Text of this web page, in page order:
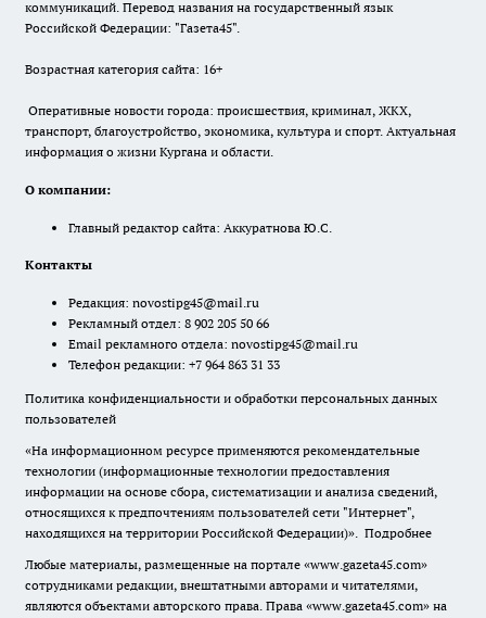
коммуникаций. Перевод названия на государственный язык
Российской Федерации: "Газета45".
Возрастная категория сайта: 16+
Оперативные новости города: происшествия, криминал, ЖКХ,
транспорт, благоустройство, экономика, культура и спорт. Актуальная
информация о жизни Кургана и области.
О компании:
Главный редактор сайта: Аккуратнова Ю.С.
Контакты
Редакция: novostipg45@mail.ru
Рекламный отдел: 8 902 205 50 66
Email рекламного отдела: novostipg45@mail.ru
Телефон редакции: +7 964 863 31 33
Политика конфиденциальности и обработки персональных данных
пользователей
«На информационном ресурсе применяются рекомендательные
технологии (информационные технологии предоставления
информации на основе сбора, систематизации и анализа сведений,
относящихся к предпочтениям пользователей сети "Интернет",
находящихся на территории Российской Федерации)». Подробнее
Любые материалы, размещенные на портале «www.gazeta45.com»
сотрудниками редакции, внештатными авторами и читателями,
являются объектами авторского права. Права «www.gazeta45.com» на